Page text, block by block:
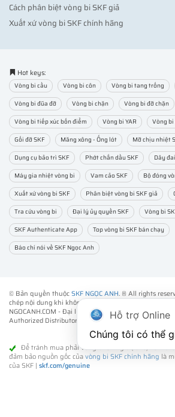
Cách phân biệt vòng bi SKF giả
Xuất xứ vòng bi SKF chính hãng
Hot keys:
Vòng bi cầu Vòng bi côn Vòng bi tang trống
Vòng bi đũa đỡ
Vòng bi chặn
Vòng bi đỡ chặn
Vòng bi tiếp xúc bốn điểm
Vòng bi YAR Vòng
Gối đỡ SKF
Măng xông - Ống lót
Mỡ chịu nhiệt
Dụng cụ bảo trì SKF
Phớt chắn dầu SKF Dây
Máy gia nhiệt vòng bi
Vam cảo SKF
Bộ đóng
Xuất xứ vòng bi SKF
Phân biệt vòng bi SKF giả
Tra cứu vòng bi
Đại lý ủy quyền SKF
Vòng bi
SKF Authenticate App
Top vòng bi SKF bán chạy
Báo chí nói về SKF Ngọc Anh
© Bản quyền thuộcSKF NGỌC ANH. ® All rights
chép nội dung khi không được sự đồng ý của chúng tôi.
NGOCANH.COM - Đại lý ủy quyền vòng bi bạc đạn
Authorized Distributor - Phân phối các sản phẩm SKF
Để tránh mua phải vòng bi SKF giả (fake) kém
đảm bảo nguồn gốc củavòng bi SKF chính hãng là
của SKF | skf.com/genuine
Hỗ trợ Online
Chúng tôi có thể